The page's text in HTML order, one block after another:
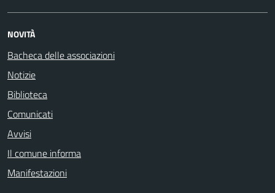
NOVITÀ
Bacheca delle associazioni
Notizie
Biblioteca
Comunicati
Avvisi
Il comune informa
Manifestazioni